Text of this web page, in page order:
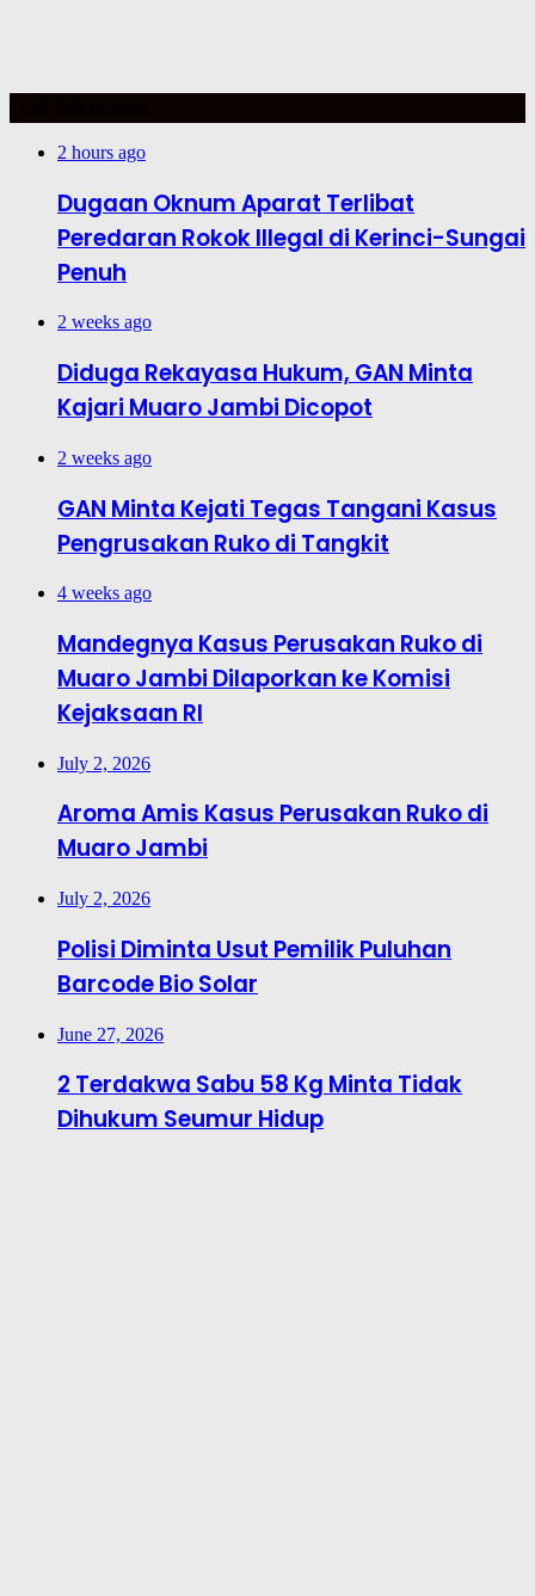
2 hours ago
Dugaan Oknum Aparat Terlibat
Peredaran Rokok Illegal di Kerinci-Sungai
Penuh
2 weeks ago
Diduga Rekayasa Hukum, GAN Minta
Kajari Muaro Jambi Dicopot
2 weeks ago
GAN Minta Kejati Tegas Tangani Kasus
Pengrusakan Ruko di Tangkit
4 weeks ago
Mandegnya Kasus Perusakan Ruko di
Muaro Jambi Dilaporkan ke Komisi
Kejaksaan RI
July 2, 2026
Aroma Amis Kasus Perusakan Ruko di
Muaro Jambi
July 2, 2026
Polisi Diminta Usut Pemilik Puluhan
Barcode Bio Solar
June 27, 2026
2 Terdakwa Sabu 58 Kg Minta Tidak
Dihukum Seumur Hidup